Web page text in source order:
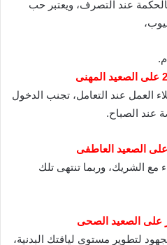
عند التصرف، ويعتبر حب
العمل عند التعامل، تجنب الدخول
عند الصباح.
مع الشريك، وربما تنتهى تلك
لتطوير مستوى لياقتك البدنية،